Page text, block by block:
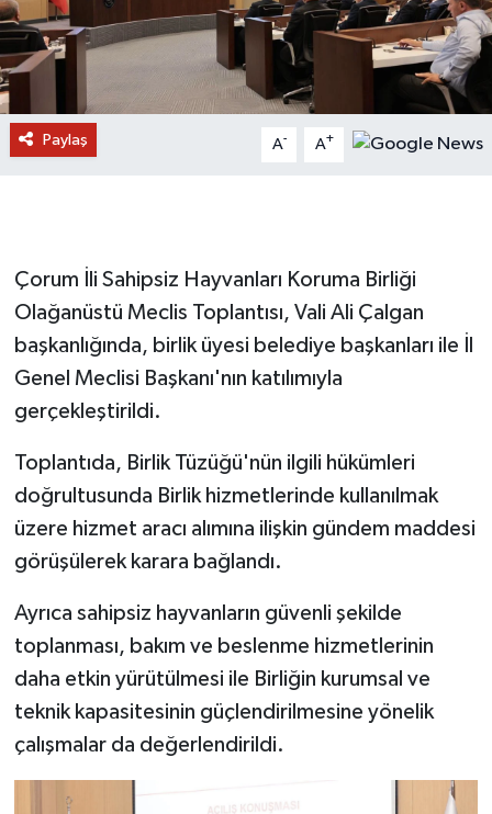
Paylaş A- A+
Çorum İli Sahipsiz Hayvanları Koruma Birliği
Olağanüstü Meclis Toplantısı, Vali Ali Çalgan
başkanlığında, birlik üyesi belediye başkanları ile İl
Genel Meclisi Başkanı'nın katılımıyla
gerçekleştirildi.
Toplantıda, Birlik Tüzüğü'nün ilgili hükümleri
doğrultusunda Birlik hizmetlerinde kullanılmak
üzere hizmet aracı alımına ilişkin gündem maddesi
görüşülerek karara bağlandı.
Ayrıca sahipsiz hayvanların güvenli şekilde
toplanması, bakım ve beslenme hizmetlerinin
daha etkin yürütülmesi ile Birliğin kurumsal ve
teknik kapasitesinin güçlendirilmesine yönelik
çalışmalar da değerlendirildi.